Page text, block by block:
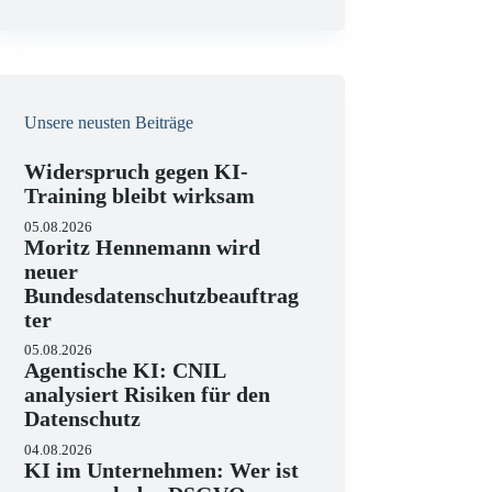
Unsere neusten Beiträge
Widerspruch gegen KI-
Training bleibt wirksam
05.08.2026
Moritz Hennemann wird
neuer
Bundesdatenschutzbeauftrag
ter
05.08.2026
Agentische KI: CNIL
analysiert Risiken für den
Datenschutz
04.08.2026
KI im Unternehmen: Wer ist